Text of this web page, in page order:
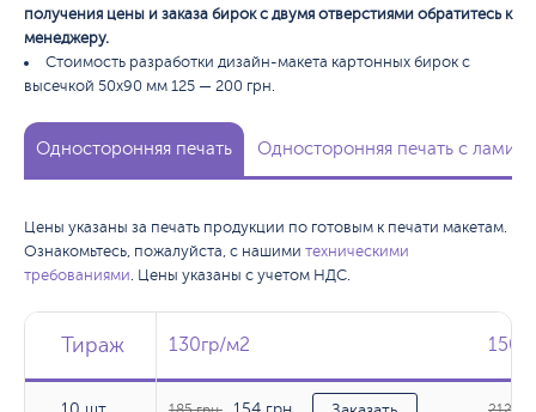
получения цены и заказа бирок с двумя отверстиями обратитесь к
менеджеру.
Стоимость разработки дизайн-макета картонных бирок с
высечкой 50х90 мм 125 — 200 грн.
Односторонняя печать Односторонняя печать с
Цены указаны за печать продукции по готовым к печати макетам.
Ознакомьтесь, пожалуйста, с нашими техническими
требованиями. Цены указаны с учетом НДС.
Тираж
Тираж 130гр/м2
Тираж 130гр/м2